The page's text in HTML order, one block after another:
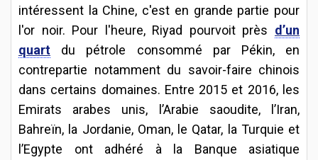
intéressent la Chine, c'est en grande partie pour
l'or noir. Pour l'heure, Riyad pourvoit près d’un
quart du pétrole consommé par Pékin, en
contrepartie notamment du savoir-faire chinois
dans certains domaines. Entre 2015 et 2016, les
Emirats arabes unis, l’Arabie saoudite, l’Iran,
Bahreïn, la Jordanie, Oman, le Qatar, la Turquie et
l’Egypte ont adhéré à la Banque asiatique